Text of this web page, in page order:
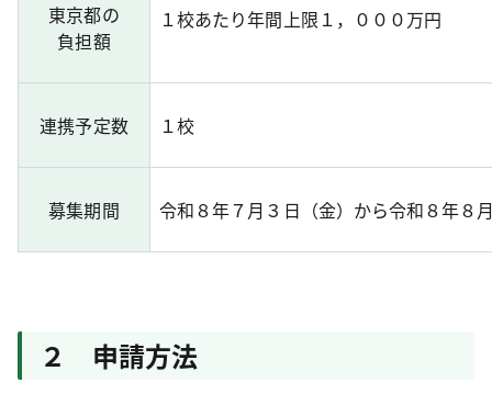
東京都の
負担額
１校あたり年間上限１，０００万円
連携予定数 １校
募集期間 令和８年７月３日（金）から令和８年８
２ 申請方法